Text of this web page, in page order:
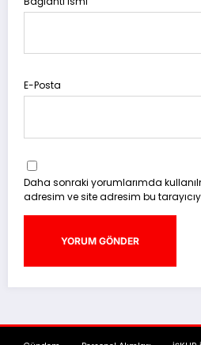
E-Posta
Daha sonraki yorumlarımda
adresim ve site adresim bu